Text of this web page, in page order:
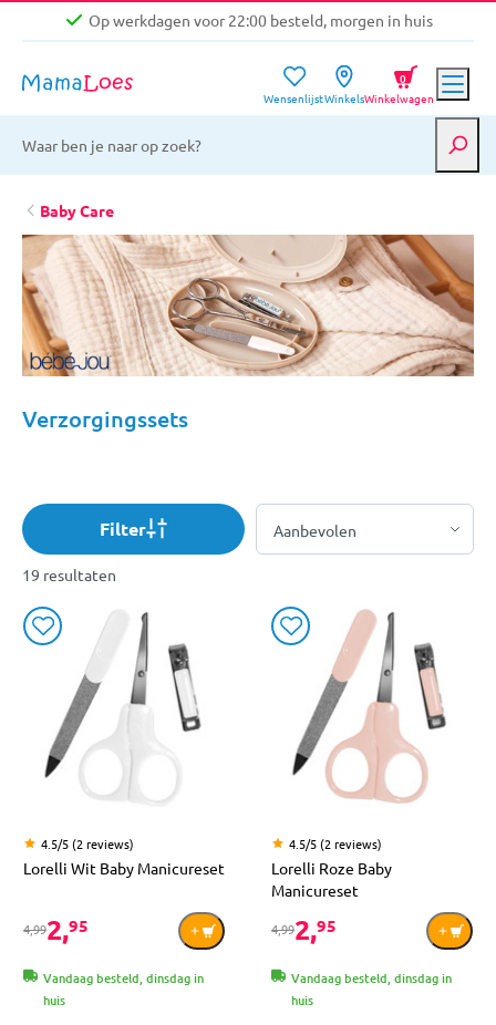
Op werkdagen voor 22:00 besteld, morgen in huis
Gratis verzending vanaf €39,-
Op werkdagen voor 22:00 besteld, morgen in huis
WensenlijstWinkelsWinkelwagen
0
Baby Care
Verzorgingssets
Filter
19 resultaten
4.5/5 (2 reviews)
Lorelli Wit Baby Manicureset
4,992,95
Vandaag besteld, dinsdag in
huis
4.5/5 (2 reviews)
Lorelli Roze Baby
Manicureset
4,992,95
Vandaag besteld, dinsdag in
huis